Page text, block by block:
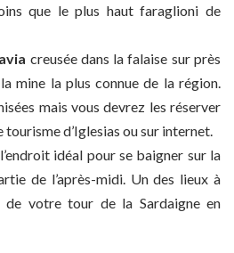
que le plus haut faraglioni de
creusée dans la falaise sur près
mine la plus connue de la région.
mais vous devrez les réserver
tourisme d’Iglesias ou sur internet.
l’endroit idéal pour se baigner sur la
de l’après-midi. Un des lieux à
de votre tour de la Sardaigne en